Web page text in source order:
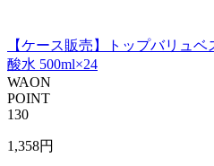
【ケース販売】トップバリュ
酸水 500ml×24
WAON
POINT
130
1,358円